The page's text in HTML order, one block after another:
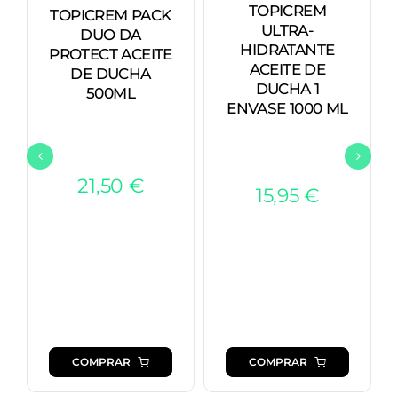
TOPICREM PACK
DUO DA
PROTECT ACEITE
DE DUCHA
500ML
21,50 €
COMPRAR
TOPICREM
ULTRA-
HIDRATANTE
ACEITE DE
DUCHA 1
ENVASE 1000 ML
15,95€
COMPRAR